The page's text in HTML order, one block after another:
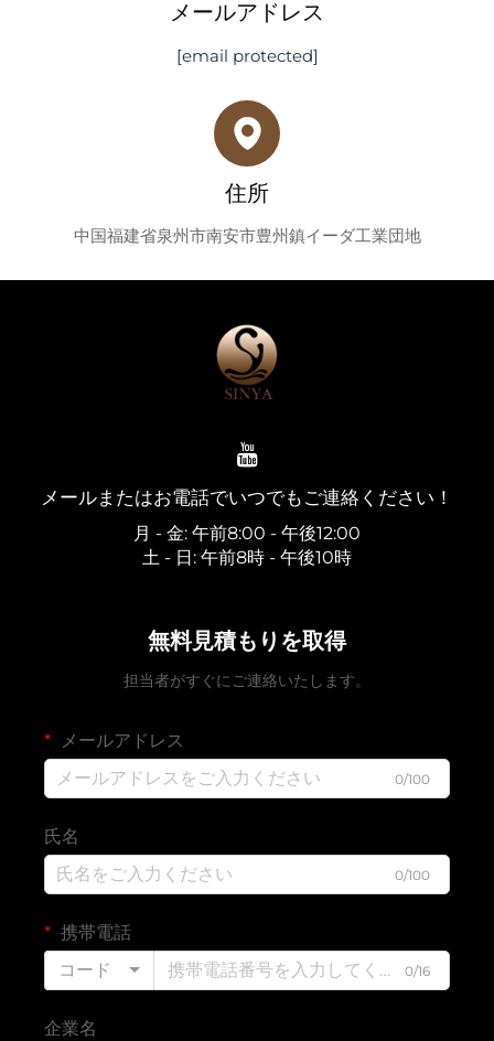
メールアドレス
[email protected]
住所
中国福建省泉州市南安市豊州鎮イーダ工業団地
メールまたはお電話でいつでもご連絡ください！
月 - 金: 午前8:00 - 午後12:00
土 - 日: 午前8時 - 午後10時
無料見積もりを取得
担当者がすぐにご連絡いたします。
メールアドレス
0/100
氏名
0/100
携帯電話
コード
0/16
企業名